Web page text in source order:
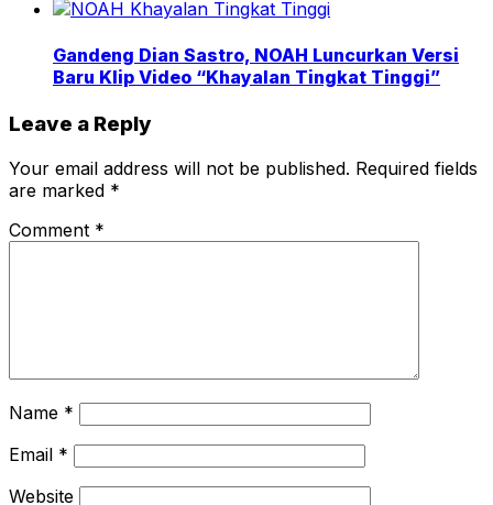
Gandeng Dian Sastro, NOAH Luncurkan Versi
Baru Klip Video “Khayalan Tingkat Tinggi”
Leave a Reply
Your email address will not be published. Required fields
are marked *
Comment *
Name *
Email *
Website